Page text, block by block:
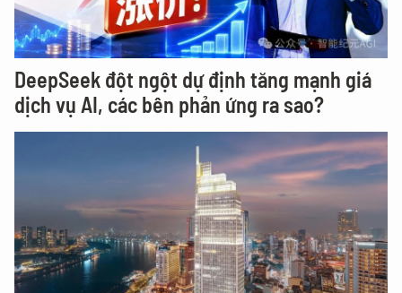
DeepSeek đột ngột dự định tăng mạnh giá
dịch vụ AI, các bên phản ứng ra sao?